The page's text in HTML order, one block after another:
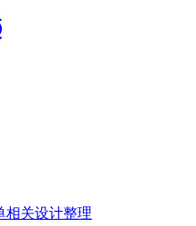
相关设计整理